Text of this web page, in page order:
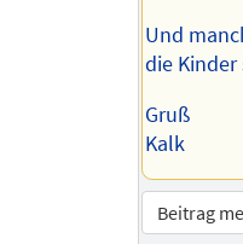
Und
die
Gruß
Kalk
Beitrag